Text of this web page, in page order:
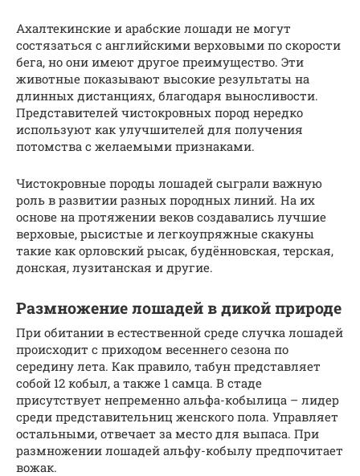
Ахалтекинские и арабские лошади не могут
состязаться с английскими верховыми по скорости
бега, но они имеют другое преимущество. Эти
животные показывают высокие результаты на
длинных дистанциях, благодаря выносливости.
Представителей чистокровных пород нередко
используют как улучшителей для получения
потомства с желаемыми признаками.
Чистокровные породы лошадей сыграли важную
роль в развитии разных породных линий. На их
основе на протяжении веков создавались лучшие
верховые, рысистые и легкоупряжные скакуны
такие как орловский рысак, будённовская, терская,
донская, лузитанская и другие.
Размножение лошадей в дикой природе
При обитании в естественной среде случка лошадей
происходит с приходом весеннего сезона по
середину лета. Как правило, табун представляет
собой 12 кобыл, а также 1 самца. В стаде
присутствует непременно альфа-кобылица – лидер
среди представительниц женского пола. Управляет
остальными, отвечает за место для выпаса. При
размножении лошадей альфу-кобылу предпочитает
вожак.